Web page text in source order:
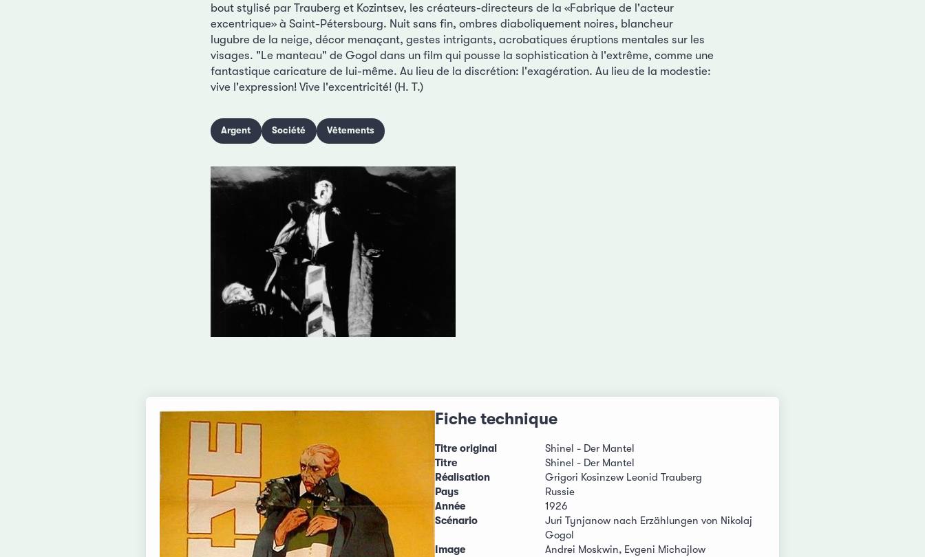
bout stylisé par Trauberg et Kozintsev, les créateurs-directeurs de la «Fabrique de l'acteur
excentrique» à Saint-Pétersbourg. Nuit sans fin, ombres diaboliquement noires, blancheur
lugubre de la neige, décor menaçant, gestes intrigants, acrobatiques éruptions mentales sur les
visages. "Le manteau" de Gogol dans un film qui pousse la sophistication à l'extrême, comme une
fantastique caricature de lui-même. Au lieu de la discrétion: l'exagération. Au lieu de la modestie:
vive l'expression! Vive l'excentricité! (H. T.)
Argent Société Vêtements
Fiche technique
Titre original
Shinel - Der Mantel
Titre
Shinel - Der Mantel
Réalisation
Grigori Kosinzew Leonid Trauberg
Pays
Russie
Année
1926
Scénario
Juri Tynjanow nach Erzählungen von Nikolaj
Gogol
Image
Andrei Moskwin, Evgeni Michajlow